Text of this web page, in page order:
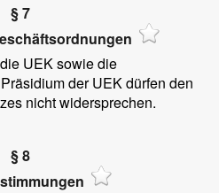
§ 7
UEK sowie die
der UEK dürfen den
nicht widersprechen.
§ 8